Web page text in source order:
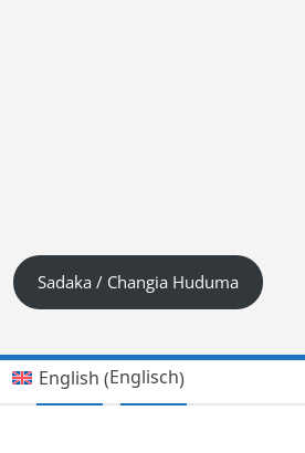
Sadaka / Changia Huduma
English (Englisch)
Kiswahili (Tanzania)